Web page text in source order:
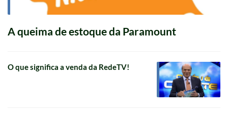
A queima de estoque da Paramount
O que significa a venda da RedeTV!